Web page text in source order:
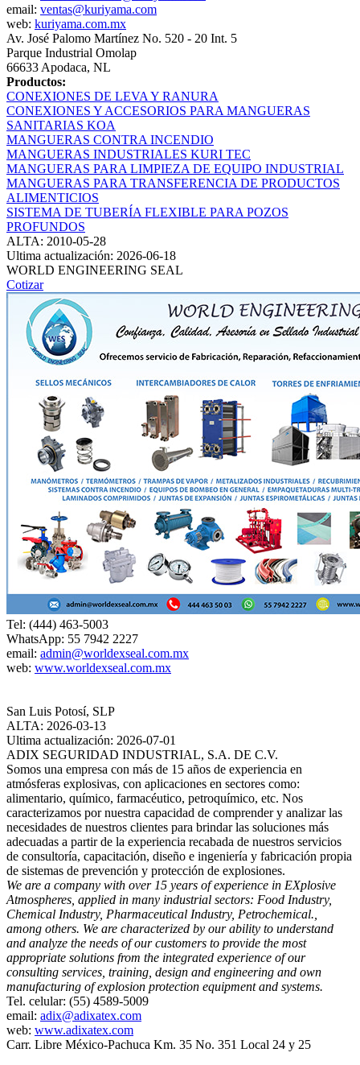
email: ventas@kuriyama.com
web: kuriyama.com.mx
Av. José Palomo Martínez No. 520 - 20 Int. 5
Parque Industrial Omolap
66633 Apodaca, NL
Productos:
CONEXIONES DE LEVA Y RANURA
CONEXIONES Y ACCESORIOS PARA MANGUERAS
SANITARIAS KOA
MANGUERAS CONTRA INCENDIO
MANGUERAS INDUSTRIALES KURI TEC
MANGUERAS PARA LIMPIEZA DE EQUIPO INDUSTRIAL
MANGUERAS PARA TRANSFERENCIA DE PRODUCTOS
ALIMENTICIOS
SISTEMA DE TUBERÍA FLEXIBLE PARA POZOS
PROFUNDOS
ALTA: 2010-05-28
Ultima actualización: 2026-06-18
WORLD ENGINEERING SEAL
Cotizar
Tel: (444) 463-5003
WhatsApp: 55 7942 2227
email: admin@worldexseal.com.mx
web: www.worldexseal.com.mx
San Luis Potosí, SLP
ALTA: 2026-03-13
Ultima actualización: 2026-07-01
ADIX SEGURIDAD INDUSTRIAL, S.A. DE C.V.
Somos una empresa con más de 15 años de experiencia en
atmósferas explosivas, con aplicaciones en sectores como:
alimentario, químico, farmacéutico, petroquímico, etc. Nos
caracterizamos por nuestra capacidad de comprender y analizar las
necesidades de nuestros clientes para brindar las soluciones más
adecuadas a partir de la experiencia recabada de nuestros servicios
de consultoría, capacitación, diseño e ingeniería y fabricación propia
de sistemas de prevención y protección de explosiones.
We are a company with over 15 years of experience in EXplosive
Atmospheres, applied in many industrial sectors: Food Industry,
Chemical Industry, Pharmaceutical Industry, Petrochemical.,
among others. We are characterized by our ability to understand
and analyze the needs of our customers to provide the most
appropriate solutions from the integrated experience of our
consulting services, training, design and engineering and own
manufacturing of explosion protection equipment and systems.
Tel. celular: (55) 4589-5009
email: adix@adixatex.com
web: www.adixatex.com
Carr. Libre México-Pachuca Km. 35 No. 351 Local 24 y 25